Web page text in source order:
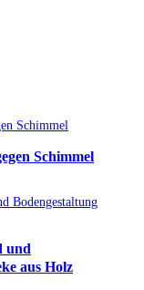
Schimmel
und
aus Holz